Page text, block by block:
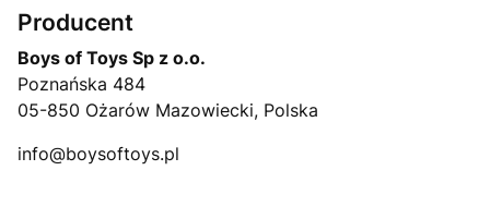
Producent
Boys of Toys Sp z o.o.
Poznańska 484
05-850 Ożarów Mazowiecki, Polska
info@boysoftoys.pl